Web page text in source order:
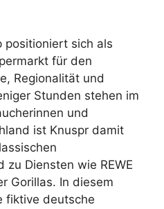
positioniert sich als
für den
Regionalität und
Stunden stehen im
und
ist Knuspr damit
zu Diensten wie REWE
Gorillas. In diesem
fiktive deutsche